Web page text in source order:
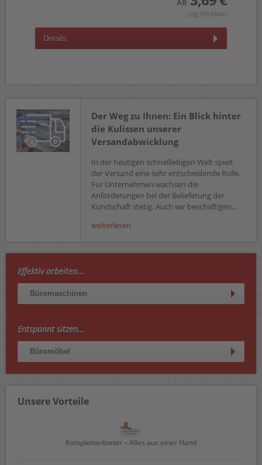
AB
(zzgl.19% Mwst.)
Details
Der Weg zu Ihnen: Ein Blick hinter
die Kulissen unserer
Versandabwicklung
In der heutigen schnelllebigen Welt spielt
der Versand eine sehr entscheidende Rolle.
Für Unternehmen wachsen die
Anforderungen bei der Belieferung der
Kundschaft stetig. Auch wir beschäftigen...
weiterlesen
Effektiv arbeiten...
Büromaschinen
Entspannt sitzen...
Büromöbel
Unsere Vorteile
Komplettanbieter – Alles aus einer Hand